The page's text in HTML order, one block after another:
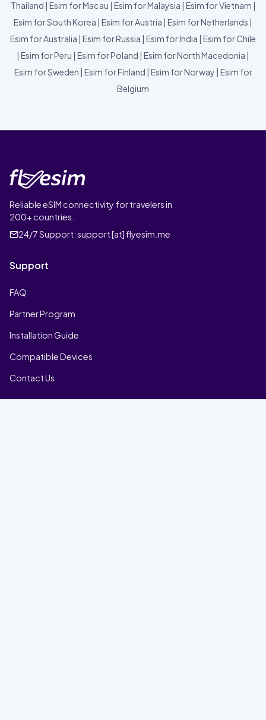
Thailand | Esim for Macau | Esim for Malaysia | Esim for Vietnam |
Esim for South Korea | Esim for Austria | Esim for Netherlands |
Esim for Australia | Esim for Russia | Esim for India | Esim for Chile
| Esim for Peru | Esim for Poland | Esim for North Macedonia |
Esim for Sweden | Esim for Finland | Esim for Norway | Esim for
Belgium
Reliable eSIM connectivity for travelers in
200+ countries.
24/7 Support:support [at] flyesim.me
Support
FAQ
Partner Program
Installation Guide
Compatible Devices
Contact Us